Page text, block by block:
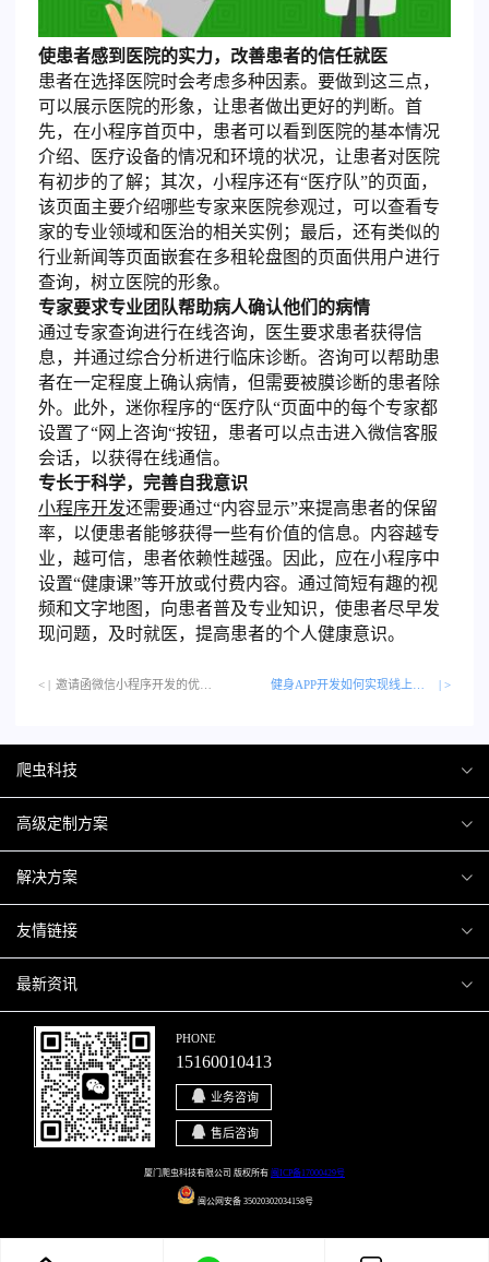
使患者感到医院的实力，改善患者的信任就医
患者在选择医院时会考虑多种因素。要做到这三点，
可以展示医院的形象，让患者做出更好的判断。首
先，在小程序首页中，患者可以看到医院的基本情况
介绍、医疗设备的情况和环境的状况，让患者对医院
有初步的了解；其次，小程序还有“医疗队”的页面，
该页面主要介绍哪些专家来医院参观过，可以查看专
家的专业领域和医治的相关实例；最后，还有类似的
行业新闻等页面嵌套在多租轮盘图的页面供用户进行
查询，树立医院的形象。
专家要求专业团队帮助病人确认他们的病情
通过专家查询进行在线咨询，医生要求患者获得信
息，并通过综合分析进行临床诊断。咨询可以帮助患
者在一定程度上确认病情，但需要被膜诊断的患者除
外。此外，迷你程序的“医疗队“页面中的每个专家都
设置了“网上咨询“按钮，患者可以点击进入微信客服
会话，以获得在线通信。
专长于科学，完善自我意识
小程序开发还需要通过“内容显示”来提高患者的保留
率，以便患者能够获得一些有价值的信息。内容越专
业，越可信，患者依赖性越强。因此，应在小程序中
设置“健康课”等开放或付费内容。通过简短有趣的视
频和文字地图，向患者普及专业知识，使患者尽早发
现问题，及时就医，提高患者的个人健康意识。
< | | >
爬虫科技
爬虫案例
关于爬虫
高级定制方案
H5互动营销
微信小程序
移动APP
解决方案
商城解决方案
商城会员积分商城解决方案
网站解决方案
智慧校园解决方案
智慧停车解决方案
友情链接
厦门小程序开发
厦门APP开发
厦门微商城开发
博客园
最新资讯
行业资讯
爬虫动态
PHONE
15160010413
业务咨询
售后咨询
厦门爬虫科技有限公司 版权所有 闽ICP备17000429号
闽公网安备 35020302034158号